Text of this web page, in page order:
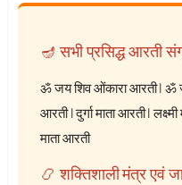
🪔 सभी प्रसिद्ध आरती
ॐ जय शिव ओंकारा आरती|ॐ
आरती|दुर्गा माता आरती|
माता आरती
📿 शक्तिशाली मंत्र एवं